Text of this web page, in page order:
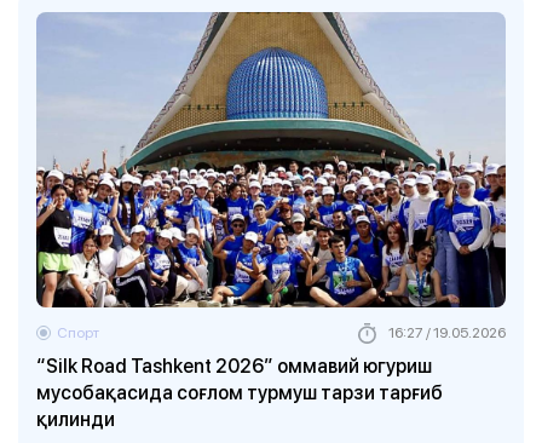
“Silk Road Tashkent 2026” оммавий югуриш
мусобақасида соғлом турмуш тарзи тарғиб
қилинди
Спорт 16:27 / 19.05.2026